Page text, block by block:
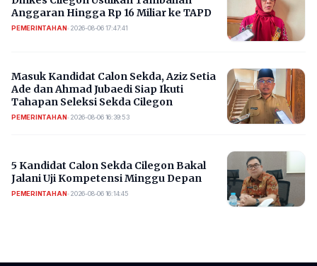
Anggaran Hingga Rp 16 Miliar ke TAPD
PEMERINTAHAN• 2026-08-06 17:47:41
Masuk Kandidat Calon Sekda, Aziz Setia
Ade dan Ahmad Jubaedi Siap Ikuti
Tahapan Seleksi Sekda Cilegon
PEMERINTAHAN• 2026-08-06 16:39:53
5 Kandidat Calon Sekda Cilegon Bakal
Jalani Uji Kompetensi Minggu Depan
PEMERINTAHAN• 2026-08-06 16:14:45